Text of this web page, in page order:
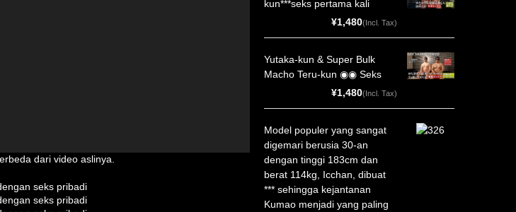
dari video aslinya.
kun***seks pertama kali
¥1,480(Incl. Tax)
Yutaka-kun & Super Bulk
Macho Teru-kun ◉◉ Seks
¥1,480(Incl. Tax)
Model populer yang sangat
digemari berusia 30-an
dengan tinggi 183cm dan
berat 114kg, Icchan, dibuat
*** sehingga kejantanan
Kumao menjadi yang paling